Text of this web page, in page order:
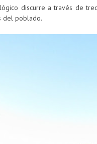
discurre a través de
del poblado.